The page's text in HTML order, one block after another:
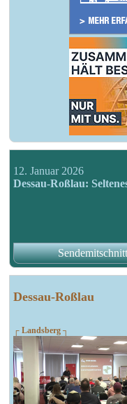
Dessau-Roßlau
┌ Landsberg ┐
12. Januar 2026
Dessau-Roßlau: